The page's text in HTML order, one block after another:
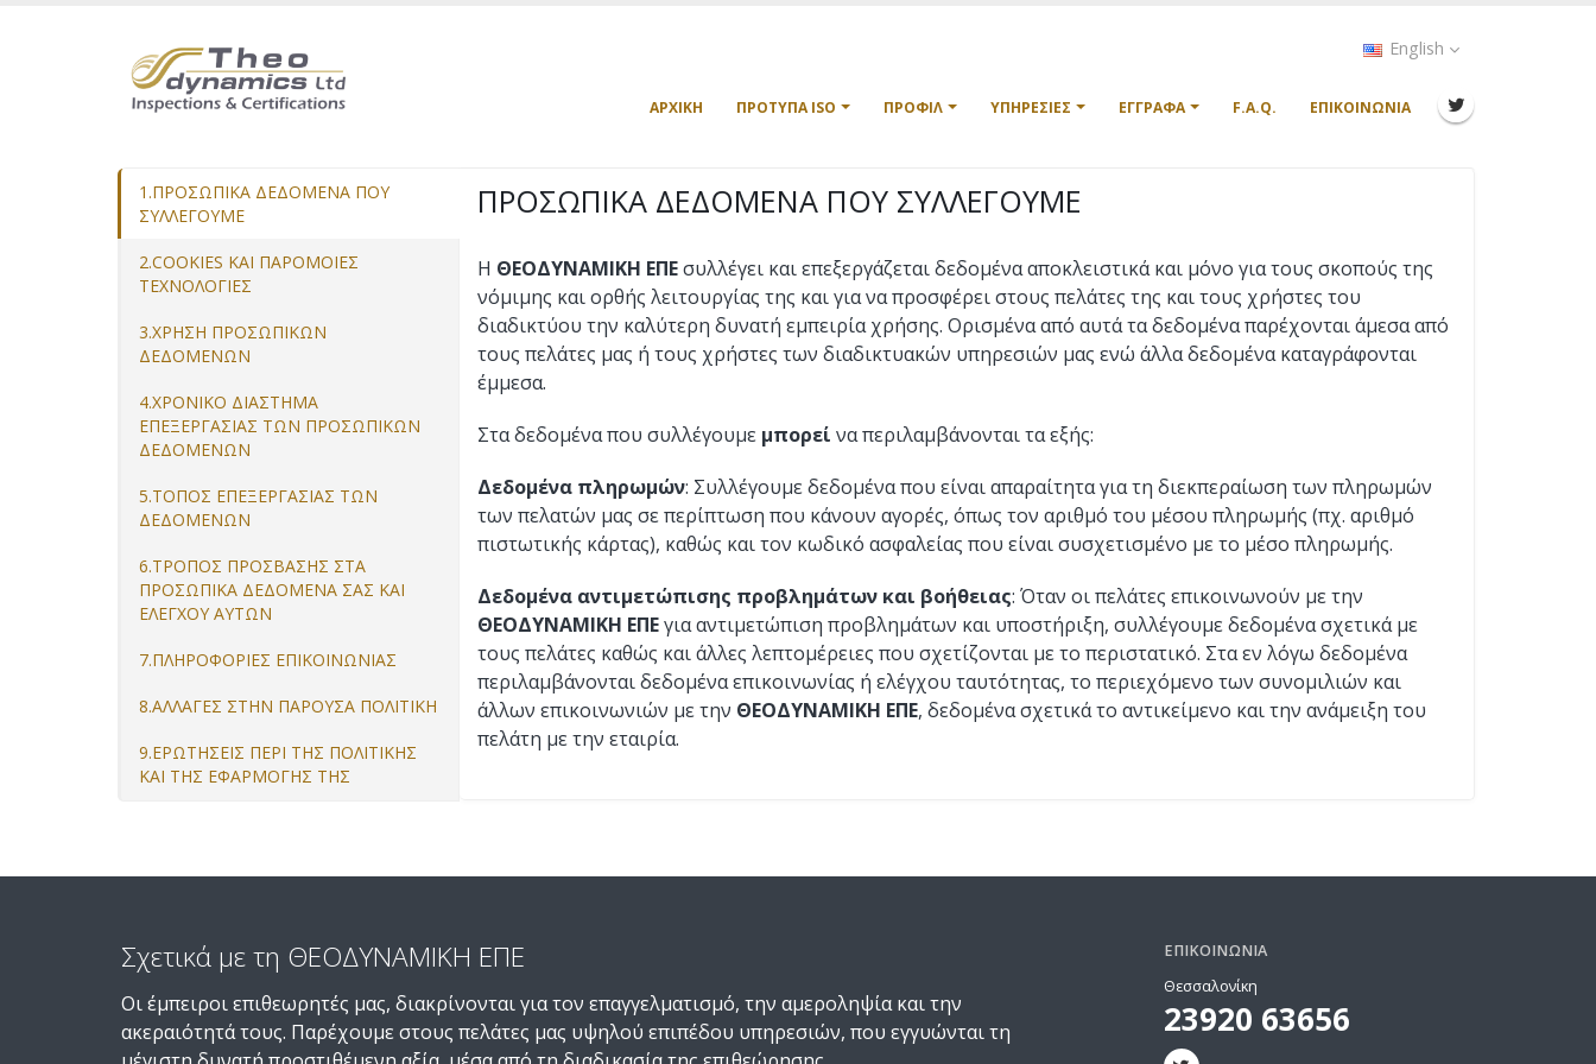
English
ΑΡΧΙΚΉ ΠΡΌΤΥΠΑ ISO ΠΡΟΦΊΛ ΥΠΗΡΕΣΊΕΣ ΈΓΓΡΑΦΑ F.A.Q. ΕΠΙΚΟΙΝΩΝΊΑ
1.ΠΡΟΣΩΠΙΚΑ ΔΕΔΟΜΕΝΑ ΠΟΥ
ΣΥΛΛΕΓΟΥΜΕ
2.COOKIES ΚΑΙ ΠΑΡΟΜΟΙΕΣ
ΤΕΧΝΟΛΟΓΙΕΣ
3.ΧΡΗΣΗ ΠΡΟΣΩΠΙΚΩΝ
ΔΕΔΟΜΕΝΩΝ
4.ΧΡΟΝΙΚΟ ΔΙΑΣΤΗΜΑ
ΕΠΕΞΕΡΓΑΣΙΑΣ ΤΩΝ ΠΡΟΣΩΠΙΚΩΝ
ΔΕΔΟΜΕΝΩΝ
5.ΤΟΠΟΣ ΕΠΕΞΕΡΓΑΣΙΑΣ ΤΩΝ
ΔΕΔΟΜΕΝΩΝ
6.ΤΡΟΠΟΣ ΠΡΟΣΒΑΣΗΣ ΣΤΑ
ΠΡΟΣΩΠΙΚΑ ΔΕΔΟΜΕΝΑ ΣΑΣ ΚΑΙ
ΕΛΕΓΧΟΥ ΑΥΤΩΝ
7.ΠΛΗΡΟΦΟΡΙΕΣ ΕΠΙΚΟΙΝΩΝΙΑΣ
8.ΑΛΛΑΓΕΣ ΣΤΗΝ ΠΑΡΟΥΣΑ ΠΟΛΙΤΙΚΗ
9.ΕΡΩΤΗΣΕΙΣ ΠΕΡΙ ΤΗΣ ΠΟΛΙΤΙΚΗΣ
ΚΑΙ ΤΗΣ ΕΦΑΡΜΟΓΗΣ ΤΗΣ
ΠΡΟΣΩΠΙΚΑ ΔΕΔΟΜΕΝΑ ΠΟΥ ΣΥΛΛΕΓΟΥΜΕ
Η ΘΕΟΔΥΝΑΜΙΚΗ ΕΠΕσυλλέγει και επεξεργάζεται δεδομένα αποκλειστικά και μόνο για τους σκοπούς της
νόμιμης και ορθής λειτουργίας της και για να προσφέρει στους πελάτες της και τους χρήστες του
διαδικτύου την καλύτερη δυνατή εμπειρία χρήσης. Ορισμένα από αυτά τα δεδομένα παρέχονται άμεσα από
τους πελάτες μας ή τους χρήστες των διαδικτυακών υπηρεσιών μας ενώ άλλα δεδομένα καταγράφονται
έμμεσα.
Στα δεδομένα που συλλέγουμε μπορεί να περιλαμβάνονται τα εξής:
Δεδομένα πληρωμών: Συλλέγουμε δεδομένα που είναι απαραίτητα για τη διεκπεραίωση των πληρωμών
των πελατών μας σε περίπτωση που κάνουν αγορές, όπως τον αριθμό του μέσου πληρωμής (πχ. αριθμό
πιστωτικής κάρτας), καθώς και τον κωδικό ασφαλείας που είναι συσχετισμένο με το μέσο πληρωμής.
Δεδομένα αντιμετώπισης προβλημάτων και βοήθειας: Όταν οι πελάτες επικοινωνούν με την
ΘΕΟΔΥΝΑΜΙΚΗ ΕΠΕγια αντιμετώπιση προβλημάτων και υποστήριξη, συλλέγουμε δεδομένα σχετικά με
τους πελάτες καθώς και άλλες λεπτομέρειες που σχετίζονται με το περιστατικό. Στα εν λόγω δεδομένα
περιλαμβάνονται δεδομένα επικοινωνίας ή ελέγχου ταυτότητας, το περιεχόμενο των συνομιλιών και
άλλων επικοινωνιών με την ΘΕΟΔΥΝΑΜΙΚΗ ΕΠΕ, δεδομένα σχετικά το αντικείμενο και την ανάμειξη του
πελάτη με την εταιρία.
Σχετικά με τη ΘΕΟΔΥΝΑΜΙΚΗ ΕΠΕ
Οι έμπειροι επιθεωρητές μας, διακρίνονται για τον επαγγελματισμό, την αμεροληψία και την
ακεραιότητά τους. Παρέχουμε στους πελάτες μας υψηλού επιπέδου υπηρεσιών, που εγγυώνται τη
ΕΠΙΚΟΙΝΩΝΊΑ
Θεσσαλονίκη
23920 63656